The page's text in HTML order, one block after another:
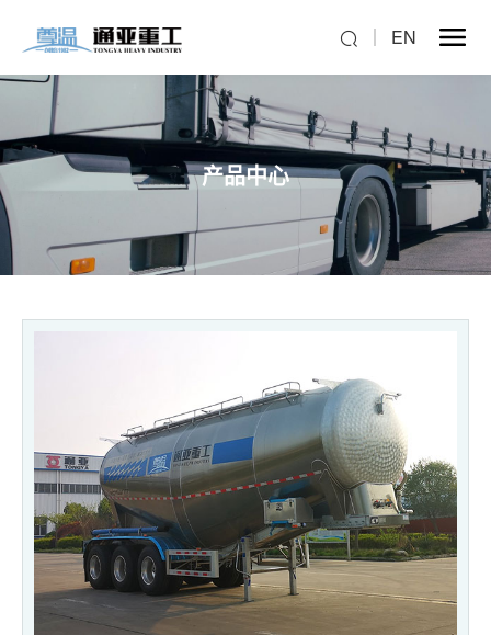
EN
产品中心